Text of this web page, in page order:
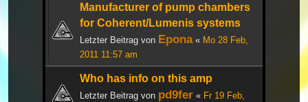
Manufacturer of pump chambers
for Coherent/Lumenis systems
Letzter Beitrag von Epona« Mo 28 Feb,
2011 11:57 am
Who has info on this amp
Letzter Beitrag von pd9fer « Fr 19 Feb,